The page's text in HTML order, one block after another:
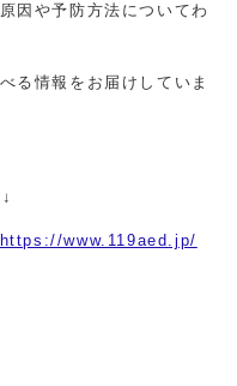
因や予防方法についてわ
る情報をお届けしていま
https://www.119aed.jp/